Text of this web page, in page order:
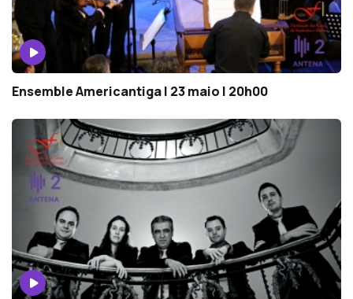
Ensemble Americantiga | 23 maio | 20h00